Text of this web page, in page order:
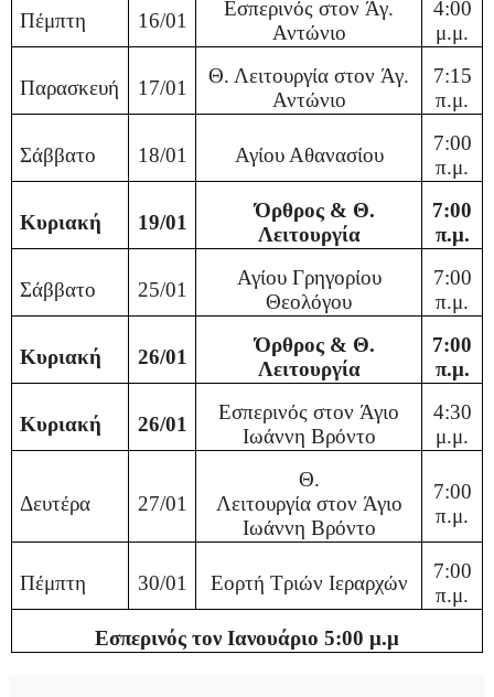
Πέμπτη 16/01
Εσπερινός στον Άγ.
Αντώνιο
4:00
μ.μ.
Παρασκευή 17/01
Θ. Λειτουργία στον Άγ.
Αντώνιο
7:15
π.μ.
Σάββατο 18/01 Αγίου Αθανασίου
7:00
π.μ.
Κυριακή 19/01
Όρθρος & Θ.
Λειτουργία
7:00
π.μ.
Σάββατο 25/01
Αγίου Γρηγορίου
Θεολόγου
7:00
π.μ.
Κυριακή 26/01
Όρθρος & Θ.
Λειτουργία
7:00
π.μ.
Κυριακή 26/01
Εσπερινός στον Άγιο
Ιωάννη Βρόντο
4:30
μ.μ.
Δευτέρα 27/01
Θ.
Λειτουργία στον Άγιο
Ιωάννη Βρόντο
7:00
π.μ.
Πέμπτη 30/01 Εορτή Τριών Ιεραρχών
7:00
π.μ.
Εσπερινός τον Ιανουάριο 5:00 μ.μ